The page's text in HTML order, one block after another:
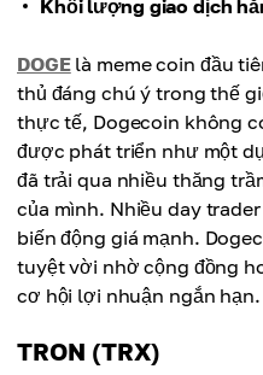
Khối lượng giao dịch
DOGElà meme coin đầu
thủ đáng chú ý trong thế
thực tế, Dogecoin không
được phát triển như một
đã trải qua nhiều thăng
của mình. Nhiều day
biến động giá mạnh.
tuyệt vời nhờ cộng đồng
cơ hội lợi nhuận ngắn hạn.
TRON (TRX)